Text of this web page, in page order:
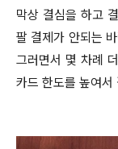
막상 결심을 하고
팔 결제가 안되는
그러면서 몇 차례
카드 한도를 높여서